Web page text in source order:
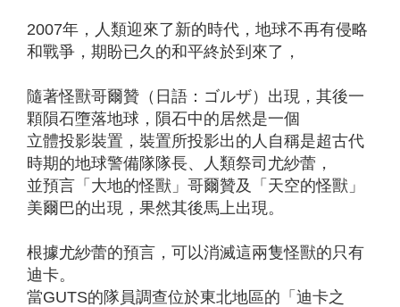
2007年，人類迎來了新的時代，地球不再有侵略
和戰爭，期盼已久的和平終於到來了，
隨著怪獸哥爾贊（日語：ゴルザ）出現，其後一
顆隕石墮落地球，隕石中的居然是一個
立體投影裝置，裝置所投影出的人自稱是超古代
時期的地球警備隊隊長、人類祭司尤紗蕾，
並預言「大地的怪獸」哥爾贊及「天空的怪獸」
美爾巴的出現，果然其後馬上出現。
根據尤紗蕾的預言，可以消滅這兩隻怪獸的只有
迪卡。
當GUTS的隊員調查位於東北地區的「迪卡之